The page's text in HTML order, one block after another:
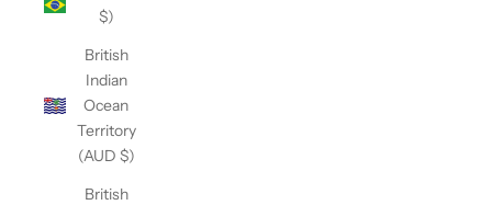
$)
British
Indian
Ocean
Territory
(AUD $)
British